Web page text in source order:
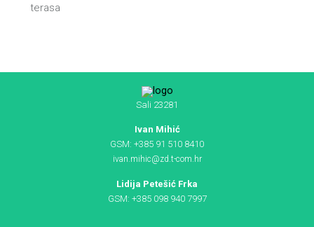
terasa
Sali 23281
Ivan Mihić
GSM: +385 91 510 8410
ivan.mihic@zd.t-com.hr
Lidija Petešić Frka
GSM: +385 098 940 7997